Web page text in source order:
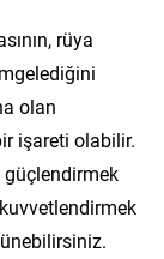
rüya
olan
işareti olabilir.
güçlendirmek